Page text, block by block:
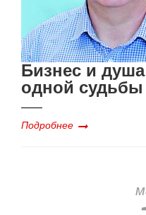
Бизнес и
одной судьбы
Подробнее